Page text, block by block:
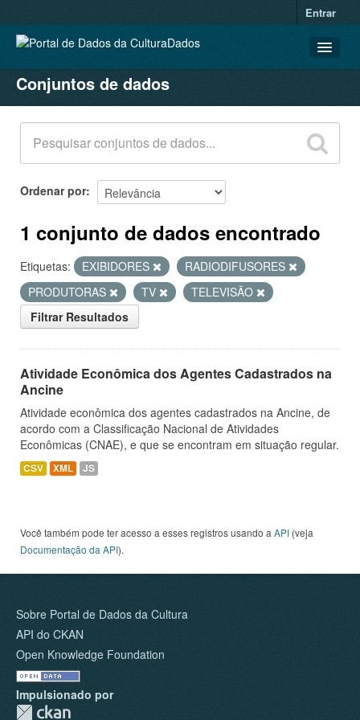
Entrar
CONJUNTOS DE DADOS
ORGANIZAÇÕES
GRUPOS
SOBRE
Conjuntos de dados
Ordenar por
1 conjunto de dados encontrado
Etiquetas: EXIBIDORES
RADIODIFUSORES
PRODUTORAS
TV
TELEVISÃO
Filtrar Resultados
Atividade Econômica dos Agentes Cadastrados na
Ancine
Atividade econômica dos agentes cadastrados na Ancine, de
acordo com a Classificação Nacional de Atividades
Econômicas (CNAE), e que se encontram em situação regular.
CSV XML JS
Você também pode ter acesso a esses registros usando a API (veja
Documentação da API).
Sobre Portal de Dados da Cultura
API do CKAN
Open Knowledge Foundation
Impulsionado por